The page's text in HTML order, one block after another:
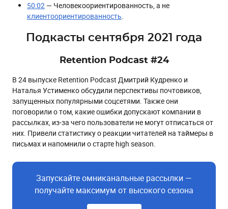
50:02 — Человекоориентированность, а не
клиентоориентированность.
Подкасты сентября 2021 года
Retention Podcast #24
В 24 выпуске Retention Podcast Дмитрий Кудренко и
Наталья Устименко обсудили перспективы почтовиков,
запущенных популярными соцсетями. Также они
поговорили о том, какие ошибки допускают компании в
рассылках, из-за чего пользователи не могут отписаться от
них. Привели статистику о реакции читателей на таймеры в
письмах и напомнили о старте high season.
Запускайте омниканальные рассылки —
получайте максимум от высокого сезона